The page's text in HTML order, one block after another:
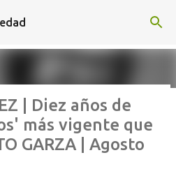
principal
| El arte de
| ROBERTO
2026
| Diez años de
más vigente que
GARZA | Agosto